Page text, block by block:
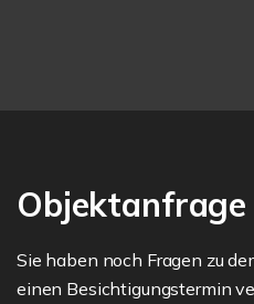
Objektanfrage
Sie haben noch Fragen zu
einen Besichtigungstermin